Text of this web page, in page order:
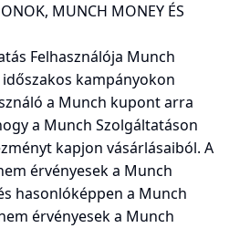
MUNCH MONEY ÉS
Felhasználója Munch
kampányokon
a Munch kupont arra
a Munch Szolgáltatáson
kapjon vásárlásaiból. A
érvényesek a Munch
hasonlóképpen a Munch
érvényesek a Munch